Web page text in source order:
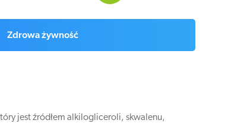
Zdrowa żywność
jest źródłem alkilogliceroli, skwalenu,